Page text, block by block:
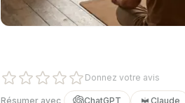
Donnez votre avis
Résumer avec ChatGPT Claude